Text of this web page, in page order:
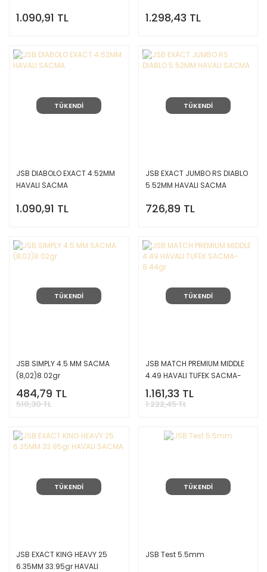
1.090,91 TL 1.298,43 TL
TÜKENDİ
JSB DIABOLO EXACT 4.52MM
HAVALI SACMA
1.090,91 TL
TÜKENDİ
JSB EXACT JUMBO RS DIABLO
5.52MM HAVALI SACMA
726,89 TL
TÜKENDİ
JSB SIMPLY 4.5 MM SACMA
(8,02)8.02gr
484,79 TL
510,30 TL
TÜKENDİ
JSB MATCH PREMIUM MIDDLE
4.49 HAVALI TUFEK SACMA-
8.44gr
1.161,33 TL
1.222,45 TL
TÜKENDİ
JSB EXACT KING HEAVY 25
6.35MM 33.95gr HAVALI
TÜKENDİ
JSB Test 5.5mm